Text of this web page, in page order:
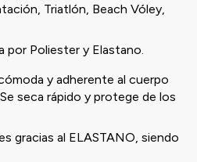
Triatlón, Beach Vóley,
por Poliester y Elastano.
y adherente al cuerpo
seca rápido y protege de los
gracias al ELASTANO, siendo